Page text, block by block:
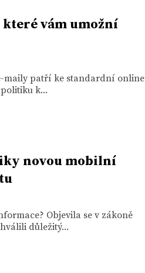
vám umožní
maily patří ke standardní online
k...
novou mobilní
Objevila se v zákoně
důležitý...